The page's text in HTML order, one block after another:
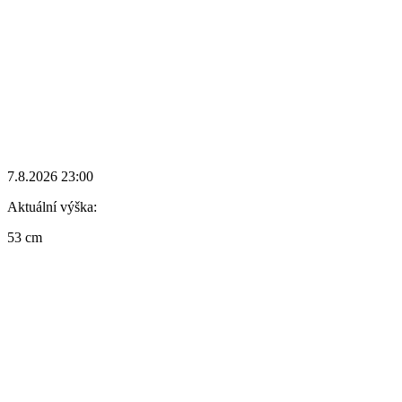
7.8.2026 23:00
Aktuální výška:
53 cm